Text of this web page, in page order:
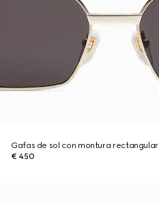
Gafas de sol con montura rectangular
€ 450